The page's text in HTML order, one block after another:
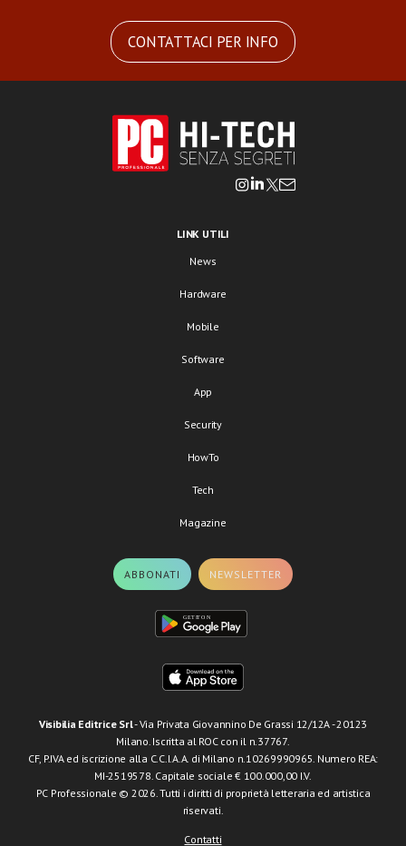
CONTATTACI PER INFO
LINK UTILI
News
Hardware
Mobile
Software
App
Security
HowTo
Tech
Magazine
ABBONATI NEWSLETTER
Visibilia Editrice Srl- Via Privata Giovannino De Grassi 12/12A - 20123
Milano. Iscritta al ROC con il n.37767.
CF, P.IVA ed iscrizione alla C.C.I.A.A. di Milano n.10269990965. Numero REA:
MI-2519578. Capitale sociale € 100.000,00 I.V.
PC Professionale © 2026. Tutti i diritti di proprietà letteraria ed artistica
riservati.
Contatti